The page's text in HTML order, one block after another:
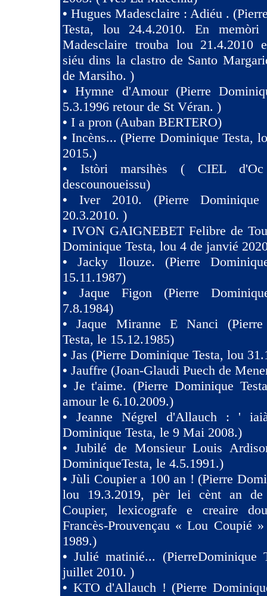
• Hugues Madesclaire : Adiéu .
Testa, lou 24.4.2010. En memòri
Madesclaire trouba lou 21.4.2010
siéu dins la clastro de Santo
de Marsiho. )
•Hymne d'Amour (Pierre
5.3.1996 retour de St Véran. )
• I a pron (Auban BERTERO)
• Incèns... (Pierre Dominique Testa,
2015.)
• Istòri marsihès ( CIEL
descounoueissu)
• Iver 2010. (Pierre
20.3.2010. )
• IVON GAIGNEBET Felibre de
Dominique Testa, lou 4 de janvié
•Jacky Ilouze. (Pierre
15.11.1987)
• Jaque Figon (Pierre
7.8.1984)
•Jaque Miranne E Nanci (Pierre
Testa, le 15.12.1985)
• Jas (Pierre Dominique Testa, lou
• Jauffre (Joan-Glaudi Puech de
• Je t'aime. (Pierre Dominique
amour le 6.10.2009.)
• Jeanne Négrel d'Allauch : '
Dominique Testa, le 9 Mai 2008.)
• Jubilé de Monsieur Louis
DominiqueTesta, le 4.5.1991.)
•Jùli Coupier a 100 an ! (Pierre
lou 19.3.2019, pèr lei cènt an de
Coupier, lexicografe e creaire
Francès-Prouvençau « Lou Coupié
1989.)
•Julié matinié... (PierreDominique
juillet 2010. )
• KTO d'Allauch ! (Pierre